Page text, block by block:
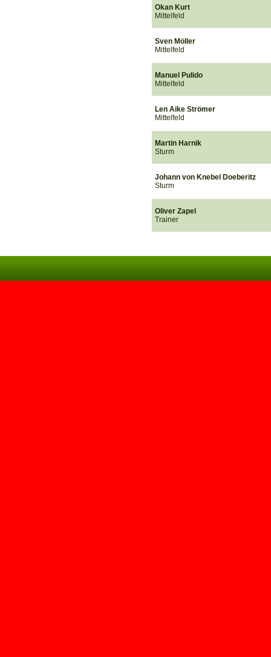
Okan Kurt
Mittelfeld
Sven Möller
Mittelfeld
Manuel Pulido
Mittelfeld
Len Aike Strömer
Mittelfeld
Martin Harnik
Sturm
Johann von Knebel Doeberitz
Sturm
Oliver Zapel
Trainer